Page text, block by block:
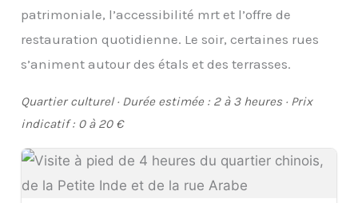
patrimoniale, l’accessibilité mrt et l’offre de
restauration quotidienne. Le soir, certaines rues
s’animent autour des étals et des terrasses.
Quartier culturel · Durée estimée : 2 à 3 heures · Prix
indicatif : 0 à 20 €